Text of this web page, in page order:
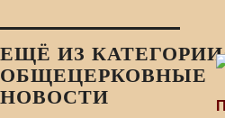
ЕЩЁ ИЗ
ОБЩЕЦЕРКОВНЫЕ
НОВОСТИ